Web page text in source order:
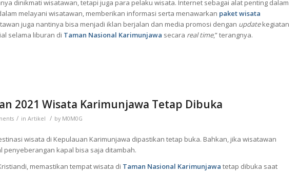
dinikmati wisatawan, tetapi juga para pelaku wisata. Internet sebagai alat penting dalam
melayani wisatawan, memberikan informasi serta menawarkan paket wisata
juga nantinya bisa menjadi iklan berjalan dan media promosi dengan updatekegiatan
selama liburan di Taman Nasional Karimunjawa secara real time,” terangnya.
2021 Wisata Karimunjawa Tetap Dibuka
/ in Artikel / by M0M0G
wisata di Kepulauan Karimunjawa dipastikan tetap buka. Bahkan, jika wisatawan
penyeberangan kapal bisa saja ditambah.
memastikan tempat wisata di Taman Nasional Karimunjawa tetap dibuka saat